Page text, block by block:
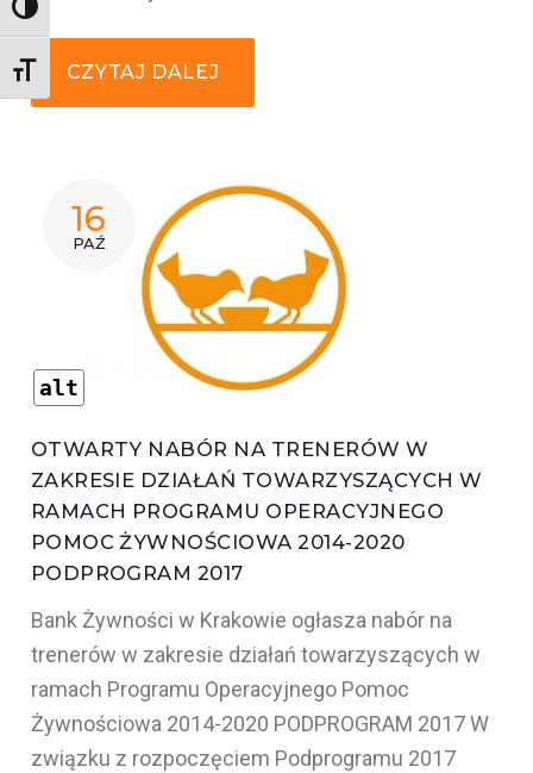
Wysoki kontrast
Rozmiar czcionki
CZYTAJ DALEJ
16
PAŹ
alt
OTWARTY NABÓR NA TRENERÓW W
ZAKRESIE DZIAŁAŃ TOWARZYSZĄCYCH W
RAMACH PROGRAMU OPERACYJNEGO
POMOC ŻYWNOŚCIOWA 2014-2020
PODPROGRAM 2017
Bank Żywności w Krakowie ogłasza nabór na
trenerów w zakresie działań towarzyszących w
ramach Programu Operacyjnego Pomoc
Żywnościowa 2014-2020 PODPROGRAM 2017 W
związku z rozpoczęciem Podprogramu 2017